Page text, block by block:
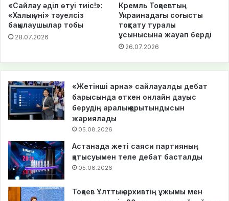
«Сайлау әділ өтуі тиіс!»:
«Халық үні» тәуелсіз
бақылаушылар тобы
28.07.2026
Кремль Тоқаевтың
Украинадағы соғысты
тоқтату туралы
ұсынысына жауап берді
26.07.2026
«Жетінші арна» сайлауалды дебат
барысында өткен онлайн дауыс
берудің аралық қорытындысын
жариялады
05.08.2026
Астанада жеті саяси партияның
қатысуымен теле дебат басталды
05.08.2026
Тоқаев Ұлттық архивтің ұжымы мен